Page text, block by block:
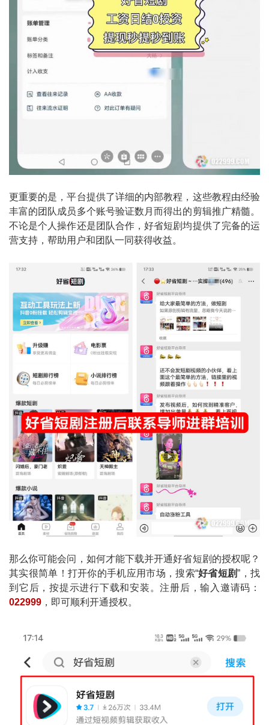
更重要的是，平台提供了详细的内部教程，这些教程由经验
丰富的团队成员多个账号验证数月而得出的剪辑推广精髓。
不论是个人操作还是团队合作，好省短剧均提供了完备的运
营支持，帮助用户和团队一同获得收益。
那么你可能会问，如何才能下载并开通好省短剧的授权呢？
其实很简单！打开你的手机应用市场，搜索“好省短剧”，找
到它后，按提示进行下载和安装。注册后，输入邀请码：
022999 ，即可顺利开通授权。